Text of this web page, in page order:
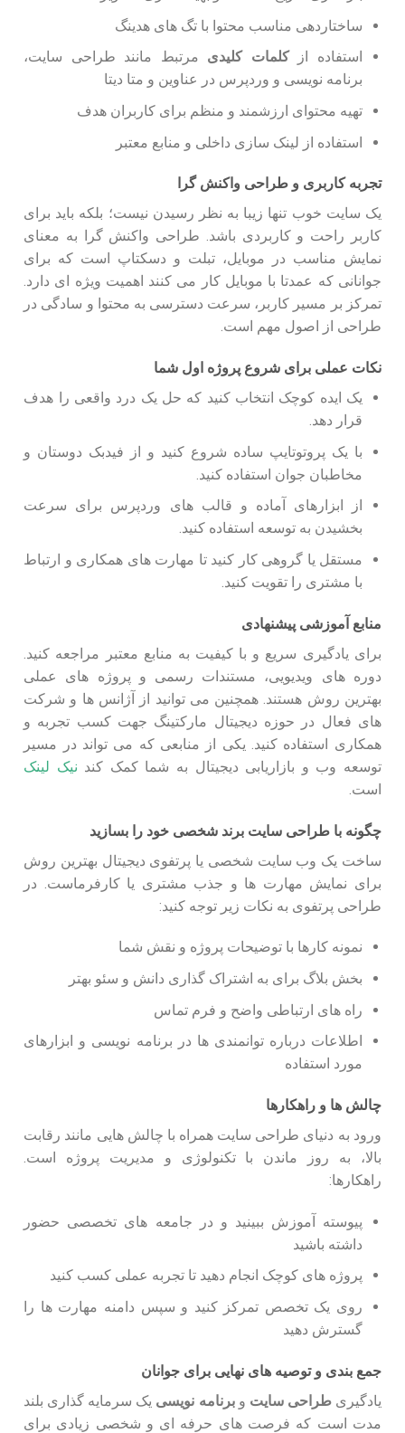
ساختاردهی مناسب محتوا با تگ های هدینگ
استفاده ازکلمات کلیدی مرتبط مانند طراحی سایت،
برنامه نویسی و وردپرس در عناوین و متا دیتا
تهیه محتوای ارزشمند و منظم برای کاربران هدف
استفاده از لینک سازی داخلی و منابع معتبر
تجربه کاربری و طراحی واکنش گرا
یک سایت خوب تنها زیبا به نظر رسیدن نیست؛ بلکه باید برای
کاربر راحت و کاربردی باشد. طراحی واکنش گرا به معنای
نمایش مناسب در موبایل، تبلت و دسکتاپ است که برای
جوانانی که عمدتا با موبایل کار می کنند اهمیت ویژه ای دارد.
تمرکز بر مسیر کاربر، سرعت دسترسی به محتوا و سادگی در
طراحی از اصول مهم است.
نکات عملی برای شروع پروژه اول شما
یک ایده کوچک انتخاب کنید که حل یک درد واقعی را هدف
قرار دهد.
با یک پروتوتایپ ساده شروع کنید و از فیدبک دوستان و
مخاطبان جوان استفاده کنید.
از ابزارهای آماده و قالب های وردپرس برای سرعت
بخشیدن به توسعه استفاده کنید.
مستقل یا گروهی کار کنید تا مهارت های همکاری و ارتباط
با مشتری را تقویت کنید.
منابع آموزشی پیشنهادی
برای یادگیری سریع و با کیفیت به منابع معتبر مراجعه کنید.
دوره های ویدیویی، مستندات رسمی و پروژه های عملی
بهترین روش هستند. همچنین می توانید از آژانس ها و شرکت
های فعال در حوزه دیجیتال مارکتینگ جهت کسب تجربه و
همکاری استفاده کنید. یکی از منابعی که می تواند در مسیر
توسعه وب و بازاریابی دیجیتال به شما کمک کند نیک لینک
است.
چگونه با طراحی سایت برند شخصی خود را بسازید
ساخت یک وب سایت شخصی یا پرتفوی دیجیتال بهترین روش
برای نمایش مهارت ها و جذب مشتری یا کارفرماست. در
طراحی پرتفوی به نکات زیر توجه کنید:
نمونه کارها با توضیحات پروژه و نقش شما
بخش بلاگ برای به اشتراک گذاری دانش و سئو بهتر
راه های ارتباطی واضح و فرم تماس
اطلاعات درباره توانمندی ها در برنامه نویسی و ابزارهای
مورد استفاده
چالش ها و راهکارها
ورود به دنیای طراحی سایت همراه با چالش هایی مانند رقابت
بالا، به روز ماندن با تکنولوژی و مدیریت پروژه است.
راهکارها:
پیوسته آموزش ببینید و در جامعه های تخصصی حضور
داشته باشید
پروژه های کوچک انجام دهید تا تجربه عملی کسب کنید
روی یک تخصص تمرکز کنید و سپس دامنه مهارت ها را
گسترش دهید
جمع بندی و توصیه های نهایی برای جوانان
یادگیریطراحی سایت وبرنامه نویسی یک سرمایه گذاری بلند
مدت است که فرصت های حرفه ای و شخصی زیادی برای